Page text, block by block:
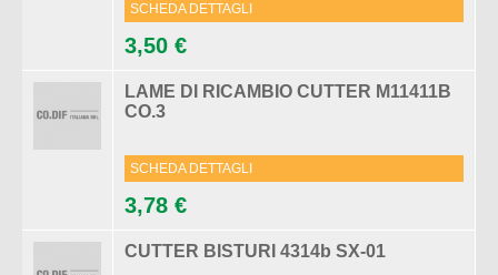
SCHEDA DETTAGLI
3,50 €
LAME DI RICAMBIO CUTTER M11411B
CO.3
SCHEDA DETTAGLI
3,78 €
CUTTER BISTURI 4314b SX-01